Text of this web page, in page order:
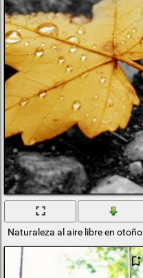
Naturaleza al aire libre en otoño